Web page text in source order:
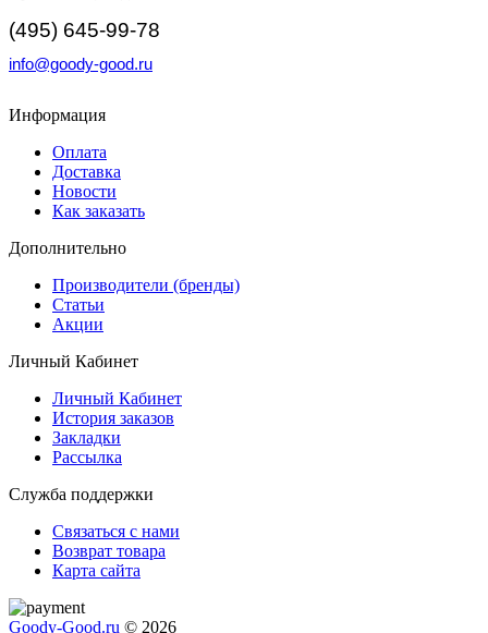
(495) 645-99-78
info@goody-good.ru
Информация
Оплата
Доставка
Новости
Как заказать
Дополнительно
Производители (бренды)
Статьи
Акции
Личный Кабинет
Личный Кабинет
История заказов
Закладки
Рассылка
Служба поддержки
Связаться с нами
Возврат товара
Карта сайта
Goody-Good.ru © 2026